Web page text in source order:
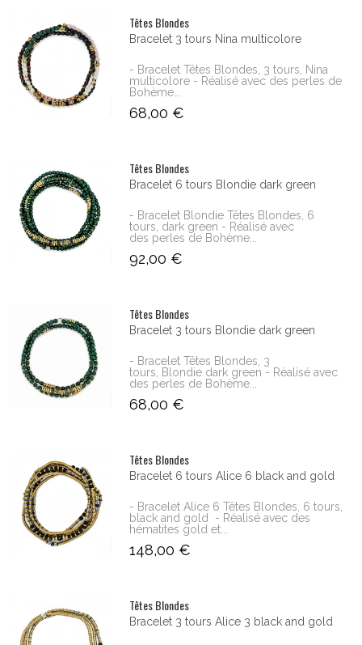
Têtes Blondes
Bracelet 3 tours Nina multicolore
- Bracelet Têtes Blondes, 3 tours, Nina
multicolore - Réalisé avec des perles de
Bohème...
68,00 €
Têtes Blondes
Bracelet 6 tours Blondie dark green
- Bracelet Blondie Têtes Blondes, 6
tours, dark green - Réalisé avec
des perles de Bohème...
92,00 €
Têtes Blondes
Bracelet 3 tours Blondie dark green
- Bracelet Têtes Blondes, 3
tours, Blondie dark green - Réalisé avec
des perles de Bohème...
68,00 €
Têtes Blondes
Bracelet 6 tours Alice 6 black and gold
- Bracelet Alice 6 Têtes Blondes, 6 tours,
black and gold - Réalisé avec des
hématites gold et...
148,00 €
Têtes Blondes
Bracelet 3 tours Alice 3 black and gold